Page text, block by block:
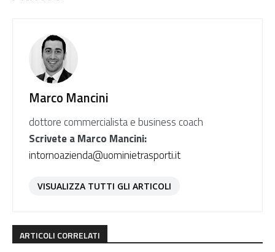
Marco Mancini
dottore commercialista e business coach
Scrivete a Marco Mancini:
intornoazienda@uominietrasporti.it
VISUALIZZA TUTTI GLI ARTICOLI
ARTICOLI CORRELATI